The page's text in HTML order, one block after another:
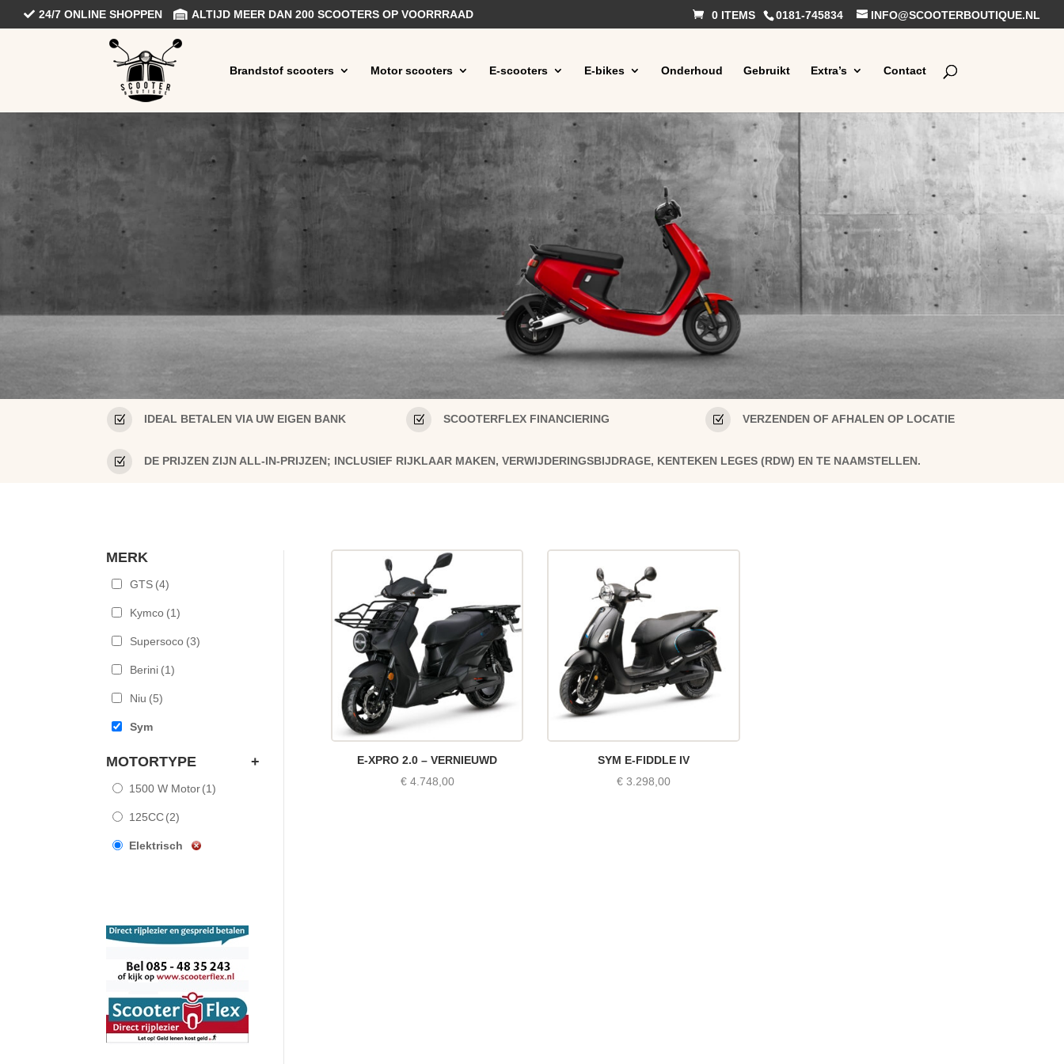
24/7 ONLINE SHOPPEN ALTIJD MEER DAN 200 SCOOTERS OP VOORRRAAD 0181-745834 INFO@SCOOTERBOUTIQUE.NL
0 ITEMS
Brandstof scooters Motor scooters E-scooters E-bikes Onderhoud Gebruikt Extra’s Contact
Z IDEAL BETALEN VIA UW EIGEN BANK Z SCOOTERFLEX FINANCIERING Z VERZENDEN OF AFHALEN OP LOCATIE
Z DE PRIJZEN ZIJN ALL-IN-PRIJZEN; INCLUSIEF RIJKLAAR MAKEN, VERWIJDERINGSBIJDRAGE, KENTEKEN LEGES (RDW) EN TE NAAMSTELLEN.
MERK
GTS (4)
Kymco (1)
Supersoco (3)
Berini (1)
Niu (5)
Sym
MOTORTYPE +
1500 W Motor (1)
125CC (2)
Elektrisch
E-XPRO 2.0 – VERNIEUWD
€4.748,00
SYM E-FIDDLE IV
€ 3.298,00